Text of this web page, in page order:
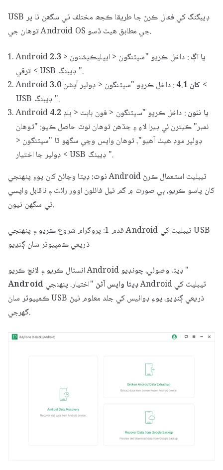
USB ڊيبگنگ کي فعال ڪرڻ جا طريقا ڪجھ مختلف ٿي سگھن ٿا پر
توھان جي Android OS جي مطابق ھيٺ ڏسو.
Android
2.3 يا اڳ: داخل ڪريو "سيٽنگون < ايپليڪيشنون <
ترقي < USB ڊيبنگ ".
Android
3.0 کان 4.1
: داخل ڪريو "سيٽنگون < ڊولپر آپشن <
USB ڊيبنگ ".
Android
4.2 يا نئون: داخل ڪريو "سيٽنگون < فون بابت < بلڊ
نمبر" ڪيترن ئي ڀيرا لاءِ ۽ جڏهن توهان نوٽ حاصل ڪيو: "توهان
ڊولپر موڊ هيٺ آهيو"، توهان واپس وڃي سگهو ٿا "سيٽنگون <
ڊولپر جا اختيار < USB ڊيبنگ ".
نوٽ:ڊيٽا وڃائڻ کان پوءِ پنهنجي Android ٽيبليٽ استعمال ڪرڻ
کان پاسو ڪريو، ٻي صورت ۾ گم ٿيل فائلون اوور رائٽ ۽ ناقابل واپسي
ٿي سگهن ٿيون.
قدم 1: پروگرام شروع ڪريو ۽ پنهنجي Android ٽيبليٽ کي USB
ذريعي ڪمپيوٽر سان ڳنڍيو
انسٽال ڪريو ۽ لانچ ڪريو Android ڊيٽا وصولي، چونڊيو "
Android ڊيٽا واپس آڻڻ "اختيار. پنهنجي Android ٽيبليٽ کي
ڪمپيوٽر سان USB ذريعي ڳنڍيو، پوءِ ڊوائيس کي جلد معلوم ٿيڻ
گهرجي.